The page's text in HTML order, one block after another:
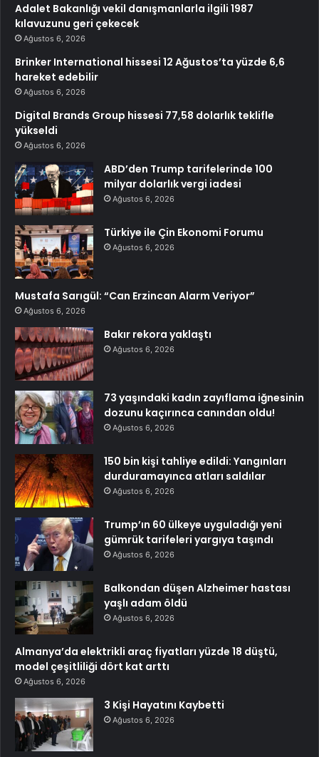
Adalet Bakanlığı vekil danışmanlarla ilgili 1987
kılavuzunu geri çekecek
Ağustos 6, 2026
Brinker International hissesi 12 Ağustos’ta yüzde 6,6
hareket edebilir
Ağustos 6, 2026
Digital Brands Group hissesi 77,58 dolarlık teklifle
yükseldi
Ağustos 6, 2026
ABD’den Trump tarifelerinde 100
milyar dolarlık vergi iadesi
Ağustos 6, 2026
Türkiye ile Çin Ekonomi Forumu
Ağustos 6, 2026
Mustafa Sarıgül: “Can Erzincan Alarm Veriyor”
Ağustos 6, 2026
Bakır rekora yaklaştı
Ağustos 6, 2026
73 yaşındaki kadın zayıflama iğnesinin
dozunu kaçırınca canından oldu!
Ağustos 6, 2026
150 bin kişi tahliye edildi: Yangınları
durduramayınca atları saldılar
Ağustos 6, 2026
Trump’ın 60 ülkeye uyguladığı yeni
gümrük tarifeleri yargıya taşındı
Ağustos 6, 2026
Balkondan düşen Alzheimer hastası
yaşlı adam öldü
Ağustos 6, 2026
Almanya’da elektrikli araç fiyatları yüzde 18 düştü,
model çeşitliliği dört kat arttı
Ağustos 6, 2026
3 Kişi Hayatını Kaybetti
Ağustos 6, 2026